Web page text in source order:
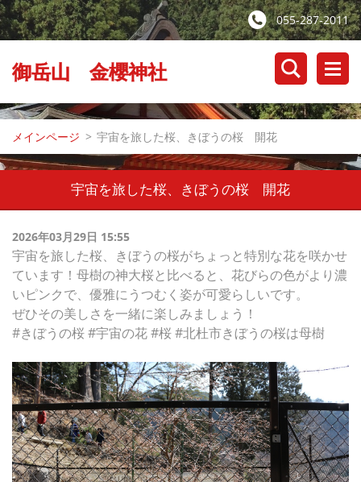
055-287-2011
御岳山 金櫻神社
メインページ > 宇宙を旅した桜、きぼうの桜 開花
宇宙を旅した桜、きぼうの桜 開花
2026年03月29日 15:55
宇宙を旅した桜、きぼうの桜がちょっと特別な花を咲かせ
ています！母樹の神大桜と比べると、花びらの色がより濃
いピンクで、優雅にうつむく姿が可愛らしいです。
ぜひその美しさを一緒に楽しみましょう！
#きぼうの桜 #宇宙の花 #桜 #北杜市きぼうの桜は母樹